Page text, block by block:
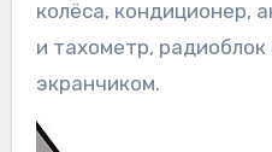
колёса, кондиционер,
и тахометр,
экранчиком.